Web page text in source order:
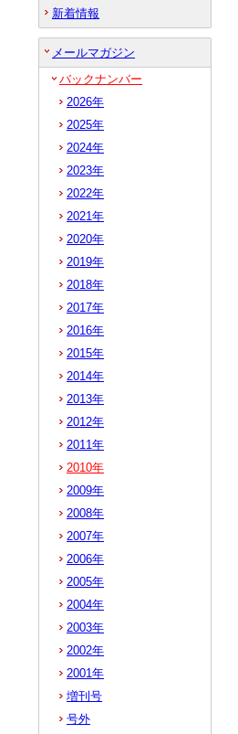
新着情報
メールマガジン
バックナンバー
2026年
2025年
2024年
2023年
2022年
2021年
2020年
2019年
2018年
2017年
2016年
2015年
2014年
2013年
2012年
2011年
2010年
2009年
2008年
2007年
2006年
2005年
2004年
2003年
2002年
2001年
増刊号
号外